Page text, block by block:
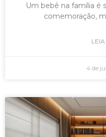
Um bebê na família é
comemoração,
4 de